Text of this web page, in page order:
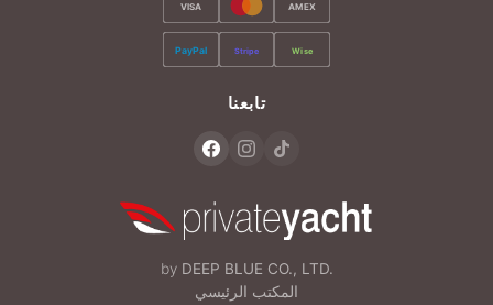
VISA AMEX
PayPal Stripe Wise
تابعنا
by DEEP BLUE CO., LTD.
المكتب الرئيسي